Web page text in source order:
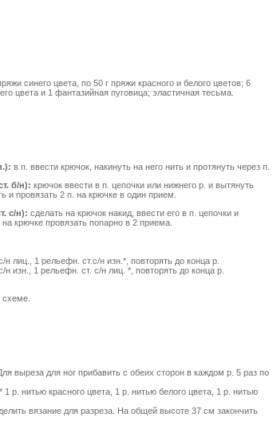
синего цвета, по 50 г пряжи красного и белого цветов; 6
цвета и 1 фантазийная пуговица; эластичная тесьма.
в п. ввести крючок, накинуть на него нить и протянуть через п.
б/н): крючок ввести в п. цепочки или нижнего р. и вытянуть
и провязать 2 п. на крючке в один прием.
с/н): сделать на крючок накид, ввести его в п. цепочки и
крючке провязать попарно в 2 приема.
н лиц., 1 рельефн. ст.с/н изн.*, повторять до конца р.
н изн., 1 рельефн. ст. с/н лиц. *, повторять до конца р.
схеме.
выреза для ног прибавить с обеих сторон в каждом р. 5 раз по
р. нитью красного цвета, 1 р. нитью белого цвета, 1 р. нитью
вязание для разреза. На общей высоте 37 см закончить